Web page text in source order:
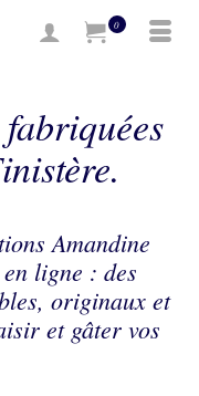
0
.
Amandine
ligne : des
originaux et
et gâter vos